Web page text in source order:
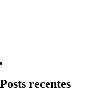
Posts recentes